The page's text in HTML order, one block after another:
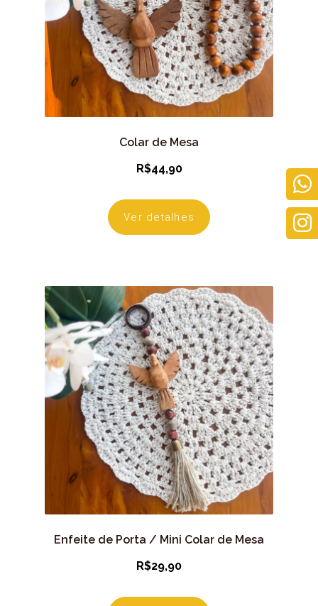
Colar de Mesa
R$44,90
Ver detalhes
Enfeite de Porta / Mini Colar de Mesa
R$29,90